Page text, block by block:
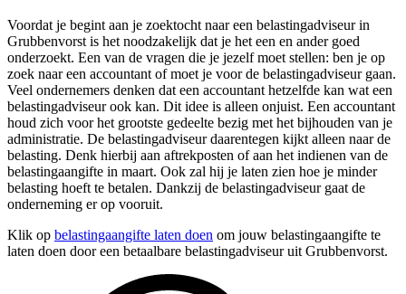
Voordat je begint aan je zoektocht naar een belastingadviseur in
Grubbenvorst is het noodzakelijk dat je het een en ander goed
onderzoekt. Een van de vragen die je jezelf moet stellen: ben je op
zoek naar een accountant of moet je voor de belastingadviseur gaan.
Veel ondernemers denken dat een accountant hetzelfde kan wat een
belastingadviseur ook kan. Dit idee is alleen onjuist. Een accountant
houd zich voor het grootste gedeelte bezig met het bijhouden van je
administratie. De belastingadviseur daarentegen kijkt alleen naar de
belasting. Denk hierbij aan aftrekposten of aan het indienen van de
belastingaangifte in maart. Ook zal hij je laten zien hoe je minder
belasting hoeft te betalen. Dankzij de belastingadviseur gaat de
onderneming er op vooruit.
Klik op belastingaangifte laten doen om jouw belastingaangifte te
laten doen door een betaalbare belastingadviseur uit Grubbenvorst.